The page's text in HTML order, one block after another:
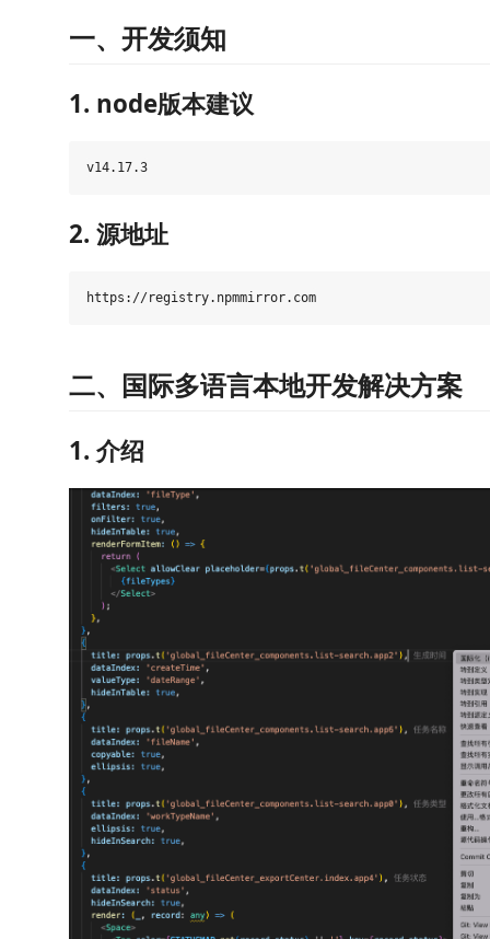
一、开发须知
1. node版本建议
2. 源地址
二、国际多语言本地开发解决方案
1. 介绍